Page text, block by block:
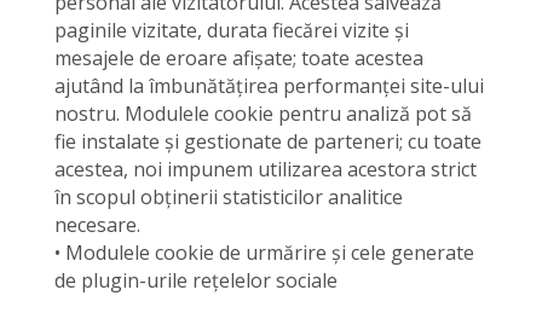
paginile vizitate, durata fiecărei vizite și
mesajele de eroare afișate; toate acestea
ajutând la îmbunătățirea performanței site-ului
nostru. Modulele cookie pentru analiză pot să
fie instalate și gestionate de parteneri; cu toate
acestea, noi impunem utilizarea acestora strict
în scopul obținerii statisticilor analitice
necesare.
• Modulele cookie de urmărire și cele generate
de plugin-urile rețelelor sociale